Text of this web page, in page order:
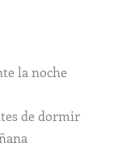
la noche
de dormir